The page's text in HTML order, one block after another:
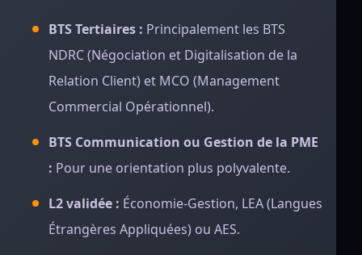
BTS Tertiaires : Principalement les BTS
NDRC (Négociation et Digitalisation de la
Relation Client) et MCO (Management
Commercial Opérationnel).
BTS Communication ou Gestion de la PME
: Pour une orientation plus polyvalente.
L2 validée : Économie-Gestion, LEA (Langues
Étrangères Appliquées) ou AES.